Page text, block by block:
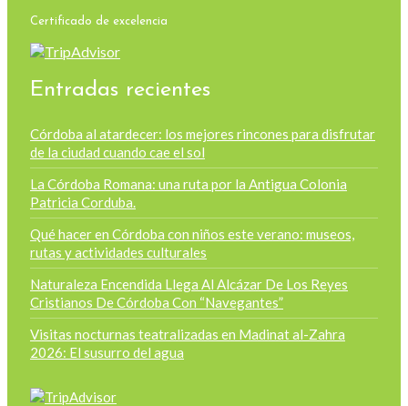
Certificado de excelencia
Entradas recientes
Córdoba al atardecer: los mejores rincones para disfrutar
de la ciudad cuando cae el sol
La Córdoba Romana: una ruta por la Antigua Colonia
Patricia Corduba.
Qué hacer en Córdoba con niños este verano: museos,
rutas y actividades culturales
Naturaleza Encendida Llega Al Alcázar De Los Reyes
Cristianos De Córdoba Con “Navegantes”
Visitas nocturnas teatralizadas en Madinat al-Zahra
2026: El susurro del agua